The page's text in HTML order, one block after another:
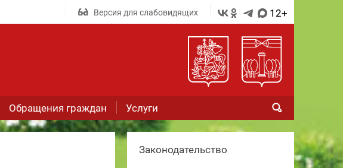
Версия для слабовидящих 12+
Обращения граждан Услуги
Законодательство